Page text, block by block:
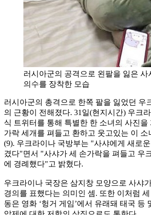
러시아군의 공격으로 왼팔을 잃은 사
의수를 장착한 모습
러시아군의 총격으로 한쪽 팔을 잃었던 우
의 근황이 전해졌다. 31일(현지시간) 우크
식 트위터를 통해 특별한 한 소녀의 사진을
가락 세개를 펴들고 환하고 웃고있는 이 소
(9). 우크라이나 국방부는 "사샤에게 새로
겼다"면서 "사샤가 세 손가락을 펴들고 우
에 경례했다"고 밝혔다.
우크라이나 국장은 삼지창 모양으로 사샤
경의를 표했다는 의미인 셈. 또한 이처럼
동은 영화 ‘헝거 게임’에서 유래돼 태국 등